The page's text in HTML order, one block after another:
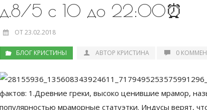
д.8/5 с 10 до 22:00⏰
ОТ 23.02.2018
БЛОГ КРИСТИНЫ АВТОР КРИСТИНА 0